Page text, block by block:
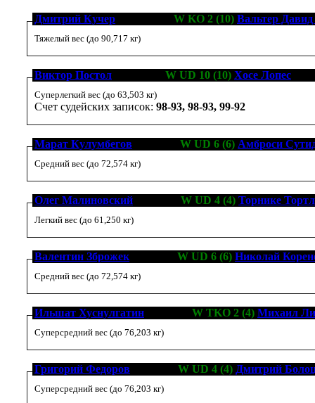
Дмитрий Кучер W KO 2 (10) Вальтер
Тяжелый вес (до 90,717 кг)
Виктор Постол W UD 10 (10) Хосе Лопес
Суперлегкий вес (до 63,503 кг)
Счет судейских записок: 98-93, 98-93, 99-92
Марат Кулумбегов W UD 6 (6) Амброси
Средний вес (до 72,574 кг)
Олег Малиновский W UD 4 (4) Торнике
Легкий вес (до 61,250 кг)
Валентин Зброжек W UD 6 (6) Николай
Средний вес (до 72,574 кг)
Ильшат Хуснулгатин W TKO 2 (4) Михаил
Суперсредний вес (до 76,203 кг)
Григорий Федоров W UD 4 (4) Дмитрий
Суперсредний вес (до 76,203 кг)